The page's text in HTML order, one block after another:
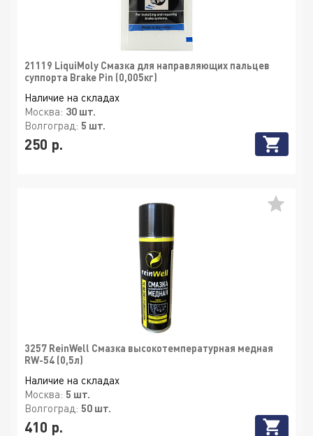
21119 LiquiMoly Смазка для направляющих пальцев
суппорта Brake Pin (0,005кг)
Наличие на складах
Москва: 30 шт.
Волгоград: 5 шт.
250 р.
3257 ReinWell Смазка высокотемпературная медная
RW-54 (0,5л)
Наличие на складах
Москва: 5 шт.
Волгоград: 50 шт.
410 р.